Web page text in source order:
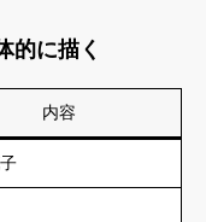
的に描く
内容